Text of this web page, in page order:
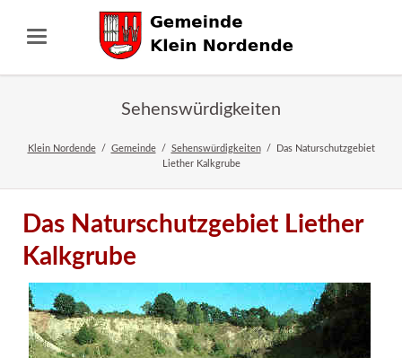
Sehenswürdigkeiten
Klein Nordende Gemeinde Sehenswürdigkeiten
Das Naturschutzgebiet
Liether Kalkgrube
Das Naturschutzgebiet Liether
Kalkgrube